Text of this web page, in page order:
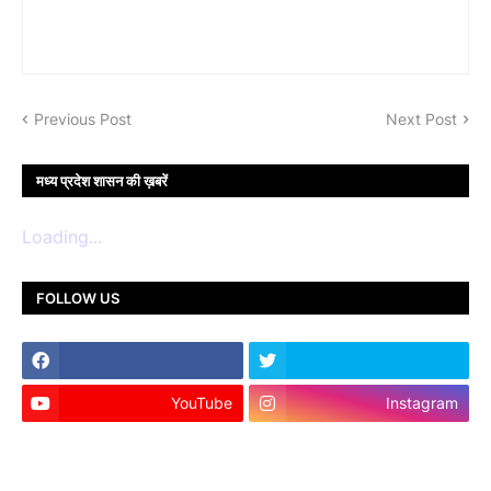
Previous Post Next Post
मध्य प्रदेश शासन की ख़बरें
Loading...
FOLLOW US
YouTube Instagram